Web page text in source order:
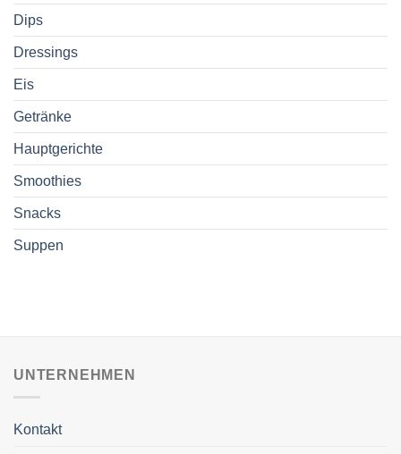
Dips
Dressings
Eis
Getränke
Hauptgerichte
Smoothies
Snacks
Suppen
UNTERNEHMEN
Kontakt